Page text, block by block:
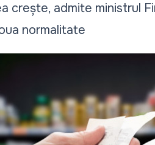
crește, admite ministrul
normalitate